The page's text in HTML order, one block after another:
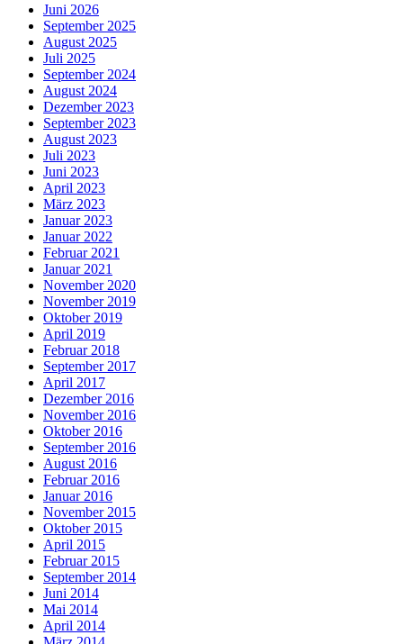
Juni 2026
September 2025
August 2025
Juli 2025
September 2024
August 2024
Dezember 2023
September 2023
August 2023
Juli 2023
Juni 2023
April 2023
März 2023
Januar 2023
Januar 2022
Februar 2021
Januar 2021
November 2020
November 2019
Oktober 2019
April 2019
Februar 2018
September 2017
April 2017
Dezember 2016
November 2016
Oktober 2016
September 2016
August 2016
Februar 2016
Januar 2016
November 2015
Oktober 2015
April 2015
Februar 2015
September 2014
Juni 2014
Mai 2014
April 2014